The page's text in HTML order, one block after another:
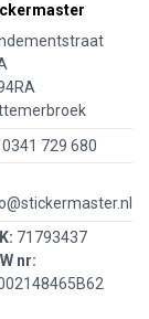
0341 729 680
71793437
nr: